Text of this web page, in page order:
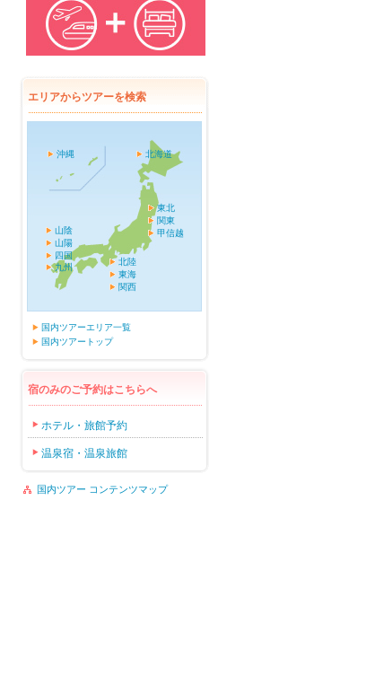
エリアからツアーを検索
北海道
東北
関東
甲信越
北陸
東海
関西
山陰
山陽
四国
九州
沖縄
国内ツアーエリア一覧
国内ツアートップ
宿のみのご予約はこちらへ
ホテル・旅館予約
温泉宿・温泉旅館
国内ツアー コンテンツマップ